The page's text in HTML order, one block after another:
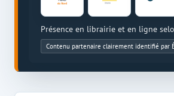
Présence en librairie et en ligne
Contenu partenaire clairement identifié par